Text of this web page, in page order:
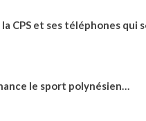
la CPS et ses téléphones qui
le sport polynésien…